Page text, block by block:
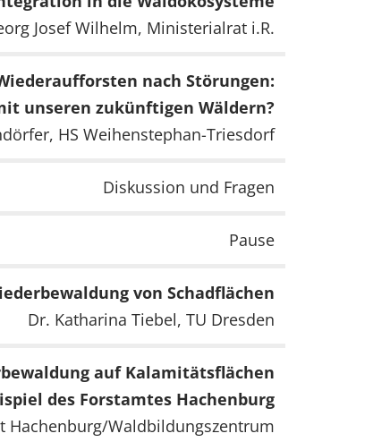
Josef Wilhelm, Ministerialrat i.R.
nach Störungen:
unseren zukünftigen Wäldern?
HS Weihenstephan-Triesdorf
Diskussion und Fragen
Pause
von Schadflächen
Dr. Katharina Tiebel, TU Dresden
auf Kalamitätsflächen
des Forstamtes Hachenburg
Hachenburg/Waldbildungszentrum